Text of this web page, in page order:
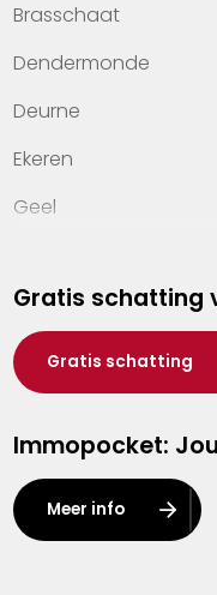
Veelgestelde vragen
Werken bij Heylen
Contact
Brasschaat
Dendermonde
Deurne
Ekeren
Geel
Hasselt
Heist-op-den-Berg
Herentals
Kalmthout
Leuven
Lier
Gratis schatting
Gratis schatting
Immopocket:
Meer info